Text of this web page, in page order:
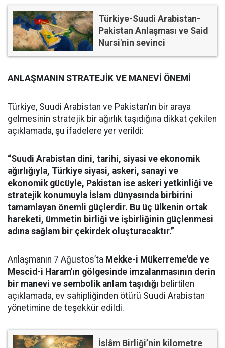
Türkiye-Suudi Arabistan-
Pakistan Anlaşması ve Said
Nursi'nin sevinci
ANLAŞMANIN STRATEJİK VE MANEVİ ÖNEMİ
Türkiye, Suudi Arabistan ve Pakistan'ın bir araya
gelmesinin stratejik bir ağırlık taşıdığına dikkat çekilen
açıklamada, şu ifadelere yer verildi:
“Suudi Arabistan dini, tarihi, siyasi ve ekonomik
ağırlığıyla, Türkiye siyasi, askeri, sanayi ve
ekonomik gücüyle, Pakistan ise askeri yetkinliği ve
stratejik konumuyla İslam dünyasında birbirini
tamamlayan önemli güçlerdir. Bu üç ülkenin ortak
hareketi, ümmetin birliği ve işbirliğinin güçlenmesi
adına sağlam bir çekirdek oluşturacaktır.”
Anlaşmanın 7 Ağustos’ta Mekke-i Mükerreme'de ve
Mescid-i Haram'ın gölgesinde imzalanmasının derin
bir manevi ve sembolik anlam taşıdığı belirtilen
açıklamada, ev sahipliğinden ötürü Suudi Arabistan
yönetimine de teşekkür edildi.
İslâm Birliği’nin kilometre